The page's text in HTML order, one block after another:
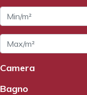
Camera
Bagno